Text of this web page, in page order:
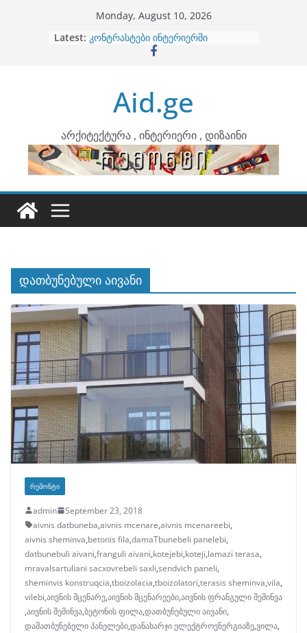
Monday, August 10, 2026
Latest: ბინების გაერთიანება
კონტრასტები ინტერიერში
ინტერიერის დიზიანი
არტემიდი წარმოგიდგენთ
Aid.ge
არქიტექტურა , ინტერიერი , დიზაინი
დათბუნებული აივანი
ᲠᲔᲛᲝᲜᲢᲘ
admin
September 23, 2018
aivnis datbuneba,aivnis mcenare,aivnis mcenareebi,
aivnis sheminva,betonis fila,damaTbunebeli panelebi,
datbunebuli aivani,franguli aivani,kotejebi,koteji,lamazi terasa,
mravalsartuliani sacxovrebeli saxli,sendvich paneli,
sheminvis konstruqcia,tboizolacia,tboizolatori,terasis sheminva,vila,
vilebi,აივნის მცენარე,აივნის მცენარეები,აივნის ფრანგული შემინვა
,აივნის შემინვა,ბეტონის ფილა,დათბუნებული აივანი,
დამათბუნებელი პანელები,დანახარჯი ელექტროენერგიაზე,ვილა,